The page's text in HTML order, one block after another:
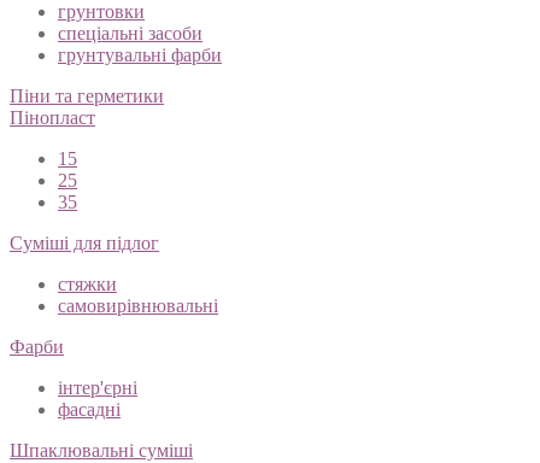
грунтовки
спеціальні засоби
грунтувальні фарби
Піни та герметики
Пінопласт
15
25
35
Суміші для підлог
стяжки
самовирівнювальні
Фарби
інтер'єрні
фасадні
Шпаклювальні суміші